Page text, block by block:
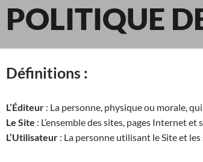
POLITIQUE
Définitions :
L’Éditeur : La personne, physique ou morale,
Le Site : L’ensemble des sites, pages Internet
L’Utilisateur : La personne utilisant le Site et les